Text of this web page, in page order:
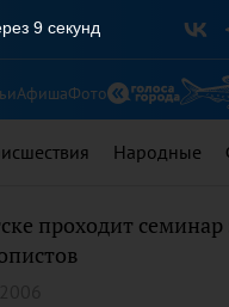
АфишаФото
Народные
проходит семинар
9 секунд